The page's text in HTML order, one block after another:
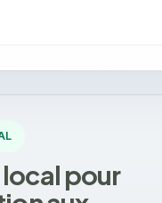
pour